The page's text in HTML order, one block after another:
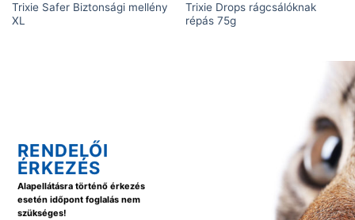
Trixie Safer Biztonsági mellény
XL
Trixie Drops rágcsálóknak
répás 75g
RENDELŐI
ÉRKEZÉS
Alapellátásra történő érkezés
esetén időpont foglalás nem
szükséges!